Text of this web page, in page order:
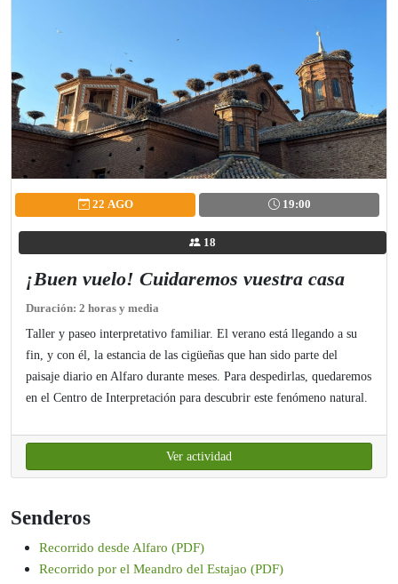
22 AGO 19:00
18
¡Buen vuelo! Cuidaremos vuestra casa
Duración: 2 horas y media
Taller y paseo interpretativo familiar. El verano está llegando a su
fin, y con él, la estancia de las cigüeñas que han sido parte del
paisaje diario en Alfaro durante meses. Para despedirlas, quedaremos
en el Centro de Interpretación para descubrir este fenómeno natural.
Ver actividad
Senderos
Recorrido desde Alfaro (PDF)
Recorrido por el Meandro del Estajao (PDF)